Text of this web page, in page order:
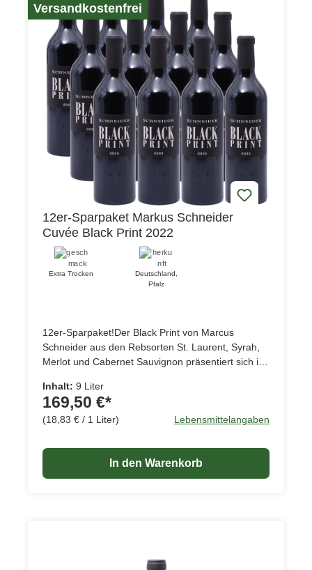
Versandkostenfrei
12er-Sparpaket Markus Schneider
Cuvée Black Print 2022
Extra Trocken Deutschland
Pfalz
12er-Sparpaket!Der Black Print von Marcus
Schneider aus den Rebsorten St. Laurent, Syrah,
Merlot und Cabernet Sauvignon präsentiert sich im
fast schon schwarz, in der Nase zeigt der Wein
reife und konzentrierte Fruchtaromen dunkler
Beeren, die vollmundig und weich auch am
Vanillenoten und ein Hauch Schokolade runden
das Gesamtbild des recht nachhaltigen Weines ab.
Ideal passt er zu kräftigen, nicht zu würzigen
Inhalt: 9 Liter
169,50 €*
(18,83 € / 1 Liter) Lebensmittelangaben
In den Warenkorb